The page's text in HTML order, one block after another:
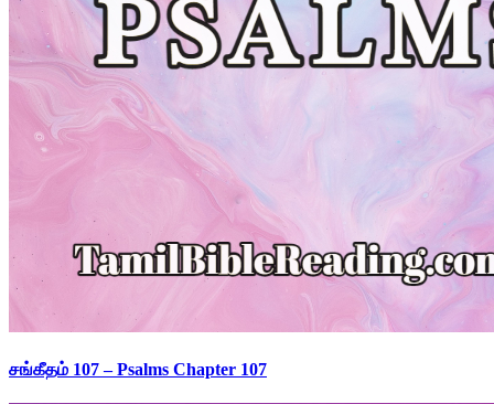
சங்கீதம் 107 – Psalms Chapter 107